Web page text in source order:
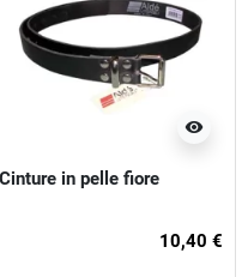
visibility
Cinture in pelle fiore
10,40 €